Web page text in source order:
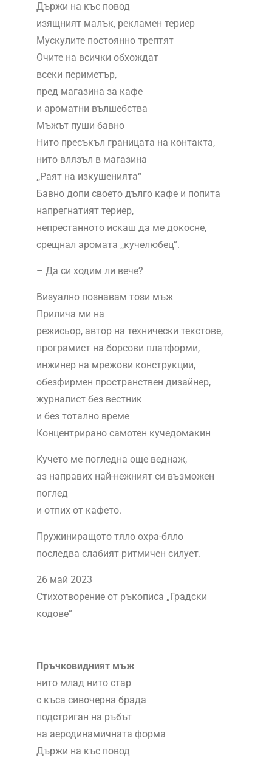
Държи на къс повод
изящният малък, рекламен териер
Мускулите постоянно трептят
Очите на всички обхождат
всеки периметър,
пред магазина за кафе
и ароматни вълшебства
Мъжът пуши бавно
Нито пресъкъл границата на контакта,
нито влязъл в магазина
,,Раят на изкушенията“
Бавно допи своето дълго кафе и попита
напрегнатият териер,
непрестанното искаш да ме докосне,
срещнал аромата ,,кучелюбец“.
– Да си ходим ли вече?
Визуално познавам този мъж
Прилича ми на
режисьор, автор на технически текстове,
програмист на борсови платформи,
инжинер на мрежови конструкции,
обезфирмен пространствен дизайнер,
журналист без вестник
и без тотално време
Концентрирано самотен кучедомакин
Кучето ме погледна още веднаж,
аз направих най-нежният си възможен
поглед
и отпих от кафето.
Пружиниращото тяло охра-бяло
последва слабият ритмичен силует.
26 май 2023
Стихотворение от ръкописа „Градски
кодове“
Пръчковидният мъж
нито млад нито стар
с къса сивочерна брада
подстриган на ръбът
на аеродинамичната форма
Държи на къс повод